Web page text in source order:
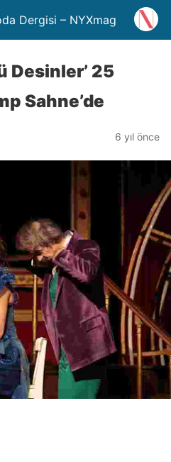
Dergisi – NYXmag
Desinler’ 25
Sahne’de
6 yıl önce